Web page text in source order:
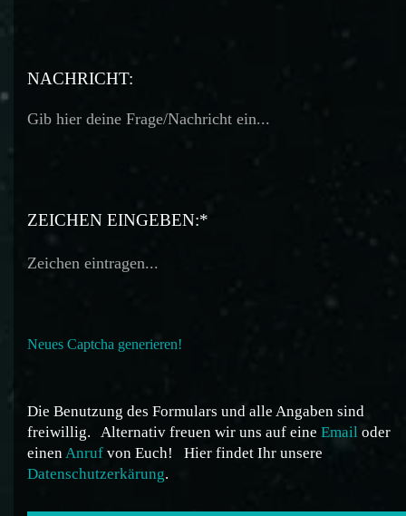
TELEFON:
NACHRICHT:
ZEICHEN EINGEBEN:*
Neues Captcha generieren!
Die Benutzung des Formulars und alle Angaben sind
freiwillig.
Alternativ freuen wir uns auf eine Email oder
einenAnruf von Euch!
Hier findet Ihr unsere
Datenschutzerkärung.